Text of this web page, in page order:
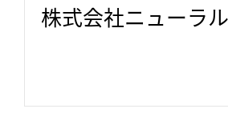
株式会社ニューラ